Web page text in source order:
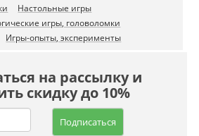
Настольные игры
игры, головоломки
Игры-опыты, эксперименты
на рассылку и
скидку до 10%
Подписаться